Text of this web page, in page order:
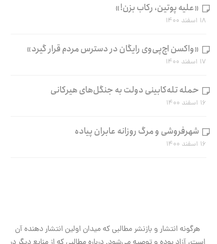
«علیه پوتین، رکاب بزن!»
۱۸ اسفند ۱۴۰۰
«واکسن اچ‌پی‌وی رایگان در دسترس مردم قرار گیرد»
۱۷ اسفند ۱۴۰۰
حمله تله‌کابینی دولت به جنگل‌های هیرکانی
۱۶ اسفند ۱۴۰۰
شهرفروشی و مرگ روزانه عابران پیاده
۱۶ اسفند ۱۴۰۰
هرگونه انتشار و بازنشر مطالبی که میدان اولین انتشار دهنده آن